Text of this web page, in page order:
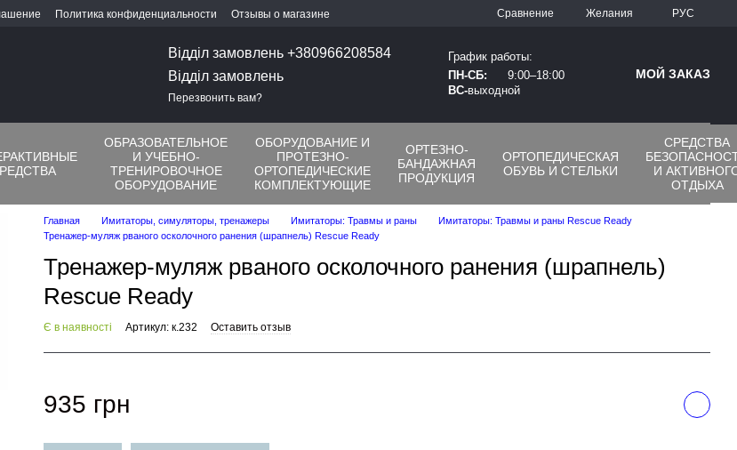
Политика конфиденциальности Отзывы о магазине Сравнение Желания РУС
Відділ замовлень +380966208584
Відділ замовлень
Перезвонить вам?
График работы:
ПН-СБ:
9:00–18:00
ВС-выходной
МОЙ ЗАКАЗ
ОБРАЗОВАТЕЛЬНОЕ
И УЧЕБНО-
ТРЕНИРОВОЧНОЕ
ОБОРУДОВАНИЕ
ОБОРУДОВАНИЕ И
ПРОТЕЗНО-
ОРТОПЕДИЧЕСКИЕ
КОМПЛЕКТУЮЩИЕ
ОРТЕЗНО-
БАНДАЖНАЯ
ПРОДУКЦИЯ
ОРТОПЕДИЧЕСКАЯ
ОБУВЬ И СТЕЛЬКИ
СРЕДСТВА
И
ОТДЫХА
Главная Имитаторы, симуляторы, тренажеры Имитаторы: Травмы и раны
Имитаторы: Травмы и раны Rescue Ready
Тренажер-муляж рваного осколочного ранения (шрапнель) Rescue Ready
Тренажер-муляж рваного осколочного ранения (шрапнель)
Rescue Ready
Є в наявності Артикул: к.232 Оставить отзыв
935 грн